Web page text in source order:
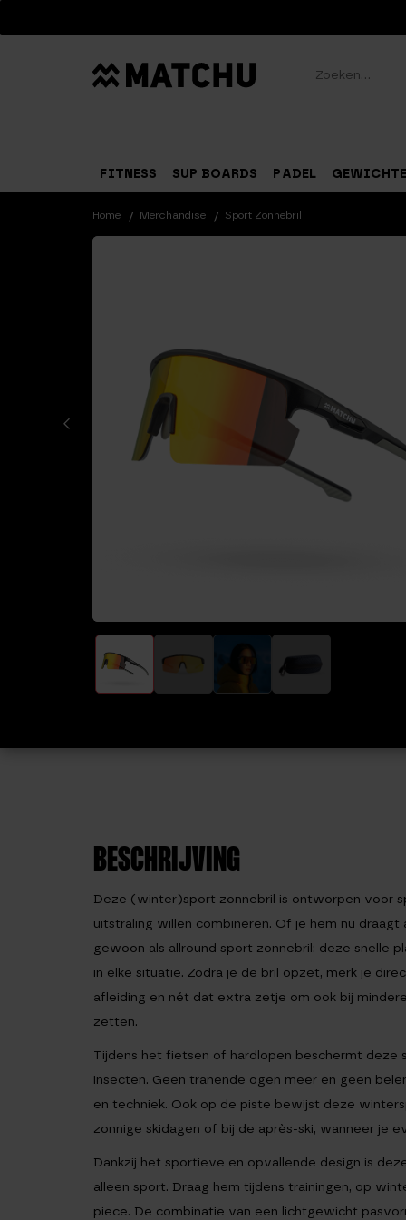
FITNESS SUP BOARDS PADEL
Home Merchandise Sport Zonnebril
BESCHRIJVING
Deze (winter)sport zonnebril is ontworpen voor
uitstraling willen combineren. Of je hem nu
gewoon als allround sport zonnebril: deze snelle
in elke situatie. Zodra je de bril opzet, merk je
afleiding en nét dat extra zetje om ook bij
zetten.
Tijdens het fietsen of hardlopen beschermt
insecten. Geen tranende ogen meer en geen
en techniek. Ook op de piste bewijst deze
zonnige skidagen of bij de après-ski, wanneer je
Dankzij het sportieve en opvallende design is
alleen sport. Draag hem tijdens trainingen, op
piece. De combinatie van een lichtgewicht